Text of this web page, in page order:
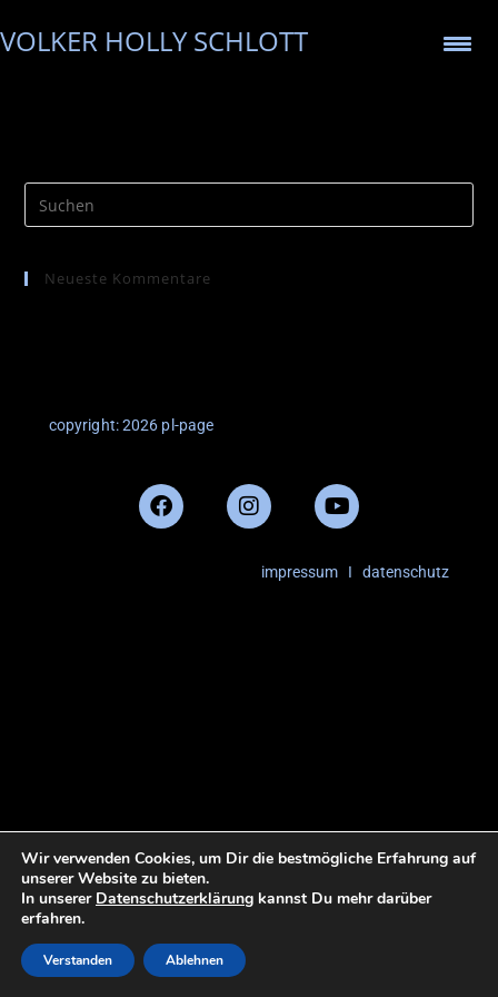
VOLKER HOLLY SCHLOTT
Neueste Kommentare
copyright: 2026 pl-page
impressum Idatenschutz
Wir verwenden Cookies, um Dir die bestmögliche Erfahrung auf
unserer Website zu bieten.
In unserer Datenschutzerklärung kannst Du mehr darüber
erfahren.
Verstanden Ablehnen